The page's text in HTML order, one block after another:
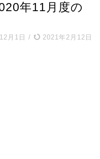
年11月度の
月1日 / 2021年2月12日